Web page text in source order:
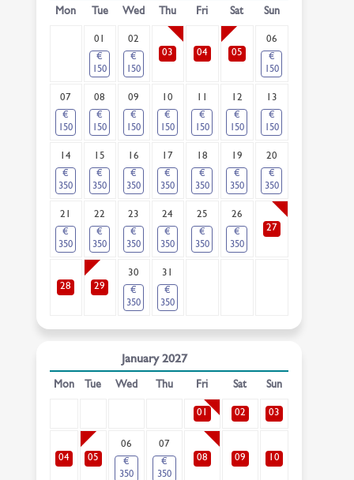
Mon Tue Wed Thu Fri Sat Sun
01
€
150
02
€
150
03 04 05
06
€
150
07
€
150
08
€
150
09
€
150
10
€
150
11
€
150
12
€
150
13
€
150
14
€
350
15
€
350
16
€
350
17
€
350
18
€
350
19
€
350
20
€
350
21
€
350
22
€
350
23
€
350
24
€
350
25
€
350
26
€
350
27
28 29
30
€
350
31
€
350
January 2027
Mon Tue Wed Thu Fri Sat Sun
01 02 03
04 05
06
€
350
07
€
350
08 09 10